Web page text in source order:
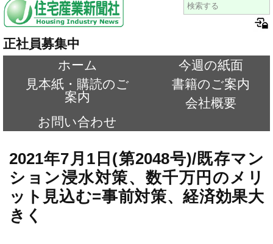
正社員募集中
ホーム
今週の紙面
見本紙・購読のご
案内
書籍のご案内
会社概要
お問い合わせ
2021年7月1日(第2048号)/既存マン
ション浸水対策、数千万円のメリ
ット見込む=事前対策、経済効果大
きく